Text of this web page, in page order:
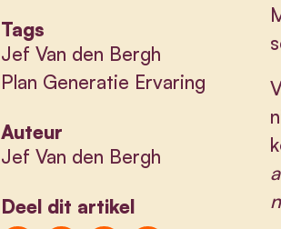
Tags
Jef Van den Bergh
Plan Generatie Ervaring
Auteur
Jef Van den Bergh
Deel dit artikel